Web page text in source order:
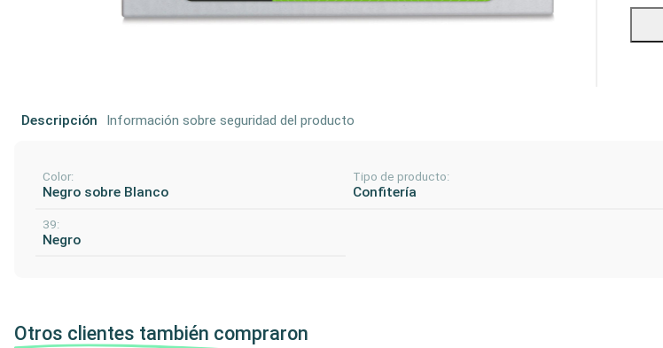
Descripción Información sobre seguridad del producto
Color:
Negro sobre Blanco
Tipo de producto:
Confitería
39:
Negro
Otros clientes también compraron